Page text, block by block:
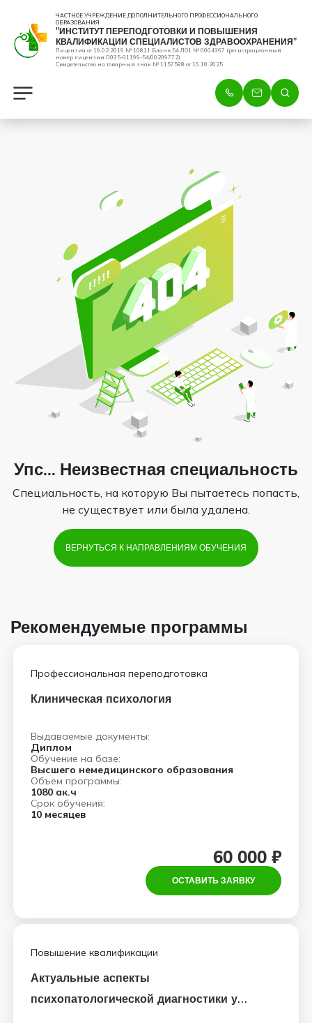
ЧАСТНОЕ УЧРЕЖДЕНИЕ ДОПОЛНИТЕЛЬНОГО ПРОФЕССИОНАЛЬНОГО
ОБРАЗОВАНИЯ
"ИНСТИТУТ ПЕРЕПОДГОТОВКИ И ПОВЫШЕНИЯ
КВАЛИФИКАЦИИ СПЕЦИАЛИСТОВ ЗДРАВООХРАНЕНИЯ"
Лицензия от 19.02.2019 № 10811 Бланк 54 ЛО1 № 0004367 (регистрационный
номер лицензии Л035-01199-54/00209772)
Свидетельство на товарный знак № 1157588 от 16.10.2025
Упс... Неизвестная специальность
Специальность, на которую Вы пытаетесь попасть,
не существует или была удалена.
ВЕРНУТЬСЯ К НАПРАВЛЕНИЯМ ОБУЧЕНИЯ
Рекомендуемые программы
Профессиональная переподготовка
Клиническая психология
Выдаваемые документы:
Диплом
Обучение на базе:
Высшего немедицинского образования
Объем программы:
1080 ак.ч
Срок обучения:
10 месяцев
60 000 ₽
ОСТАВИТЬ ЗАЯВКУ
Повышение квалификации
Актуальные аспекты
психопатологической диагностики у